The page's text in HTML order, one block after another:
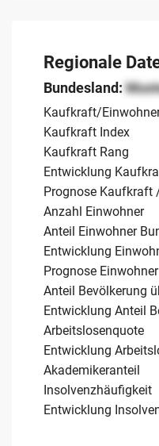
Regionale
Bundesland:
Kaufkraft/
Kaufkraft Index
Kaufkraft Rang
Entwicklung
Prognose Kaufkraft
Anzahl Einwohner
Anteil Einwohner
Entwicklung
Prognose Einwohner
Anteil Bevölkerung
Entwicklung Anteil
Arbeitslosenquote
Entwicklung
Akademikeranteil
Insolvenzhäufigkeit
Entwicklung